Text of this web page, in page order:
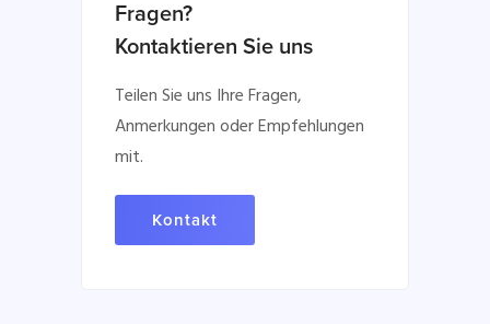
Fragen?
Kontaktieren Sie uns
Teilen Sie uns Ihre Fragen,
Anmerkungen oder Empfehlungen
mit.
Kontakt